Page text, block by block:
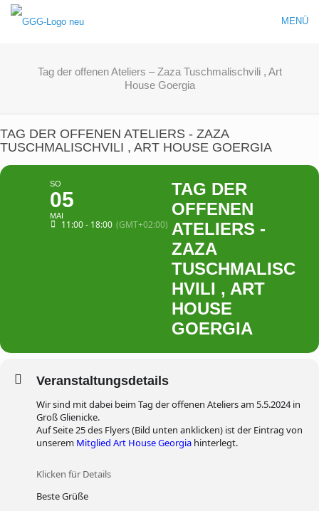
MENÜ
Tag der offenen Ateliers – Zaza Tuschmalischvili , Art
House Goergia
TAG DER OFFENEN ATELIERS - ZAZA
TUSCHMALISCHVILI , ART HOUSE GOERGIA
SO
05
MAI
11:00 - 18:00 (GMT+02:00)
TAG DER
OFFENEN
ATELIERS -
ZAZA
TUSCHMALISC
HVILI , ART
HOUSE
GOERGIA
Veranstaltungsdetails
Wir sind mit dabei beim Tag der offenen Ateliers am 5.5.2024 in
Groß Glienicke.
Auf Seite 25 des Flyers (Bild unten anklicken) ist der Eintrag von
unserem Mitglied Art House Georgia hinterlegt.
Klicken für Details
Beste Grüße